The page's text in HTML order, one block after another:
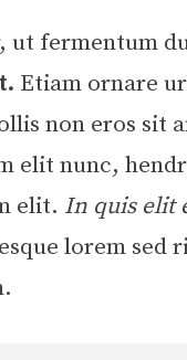
ut fermentum
Etiam ornare
non eros sit
elit nunc,
elit. In quis elit
lorem sed